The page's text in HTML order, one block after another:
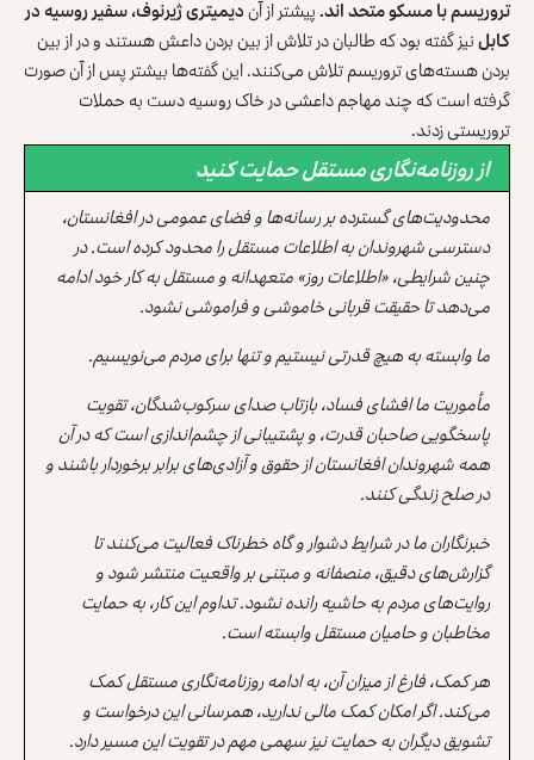
تروریسم با مسکو متحد اند.پیشتر از آندیمیتری ژیرنوف، سفیر روسیه در
کابلنیز گفته بود که طالبان در تلاش از بین بردن داعش هستند و در از بین
بردن هسته‌های تروریسم تلاش می‌کنند. این گفته‌ها بیشتر پس از آن صورت
گرفته است که چند مهاجم داعشی در خاک روسیه دست به حملات
تروریستی زدند.
از روزنامه‌نگاری مستقل حمایت کنید
محدودیت‌های گسترده بر رسانه‌ها و فضای عمومی در افغانستان،
دسترسی شهروندان به اطلاعات مستقل را محدود کرده است. در
چنین شرایطی، «اطلاعات روز» متعهدانه و مستقل به کار خود ادامه
می‌دهد تا حقیقت قربانی خاموشی و فراموشی نشود.
ما وابسته به هیچ قدرتی نیستیم و تنها برای مردم می‌نویسیم.
مأموریت ما افشای فساد، بازتاب صدای سرکوب‌شدگان، تقویت
پاسخگویی صاحبان قدرت، و پشتیبانی از چشم‌اندازی است که در آن
همه شهروندان افغانستان از حقوق و آزادی‌های برابر برخوردار باشند و
در صلح زندگی کنند.
خبرنگاران ما در شرایط دشوار و گاه خطرناک فعالیت می‌کنند تا
گزارش‌های دقیق، منصفانه و مبتنی بر واقعیت منتشر شود و
روایت‌های مردم به حاشیه رانده نشود. تداوم این کار، به حمایت
مخاطبان و حامیان مستقل وابسته است.
هر کمک، فارغ از میزان آن، به ادامه روزنامه‌نگاری مستقل کمک
می‌کند. اگر امکان کمک مالی ندارید، همرسانی این درخواست و
تشویق دیگران به حمایت نیز سهمی مهم در تقویت این مسیر دارد.